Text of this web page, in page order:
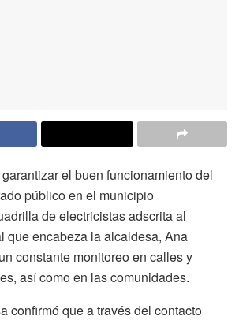
el buen funcionamiento del
público en el municipio
de electricistas adscrita al
que encabeza la alcaldesa, Ana
constante monitoreo en calles y
así como en las comunidades.
confirmó que a través del contacto